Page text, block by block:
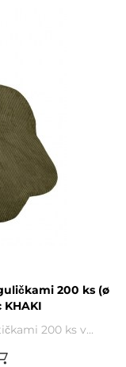
200 ks (ø
KHAKI
200 ks v...